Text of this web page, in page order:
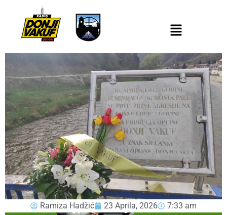
Ramiza Hadžić 23 Aprila, 2026 7:33 am